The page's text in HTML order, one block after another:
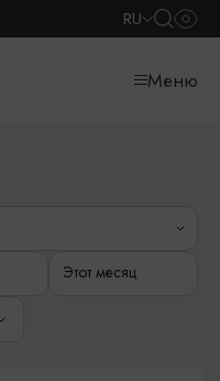
RU
Меню
Этот месяц